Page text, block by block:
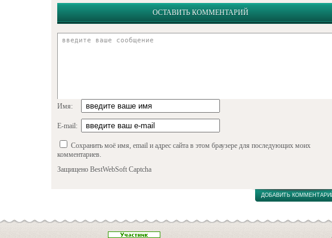
ОСТАВИТЬ КОММЕНТАРИЙ
Имя:
E-mail:
Сохранить моё имя, email и адрес сайта в этом браузере для последующих моих
комментариев.
Защищено BestWebSoft Captcha